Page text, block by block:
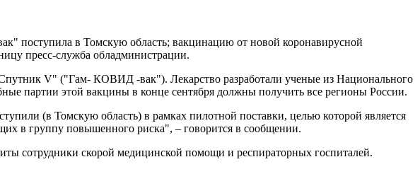
поступила в Томскую область; вакцинацию от новой коронавирусной
пресс-служба обладминистрации.
V" ("Гам- КОВИД -вак"). Лекарство разработали ученые из Национального
партии этой вакцины в конце сентября должны получить все регионы России.
(в Томскую область) в рамках пилотной поставки, целью которой является
в группу повышенного риска", – говорится в сообщении.
сотрудники скорой медицинской помощи и респираторных госпиталей.